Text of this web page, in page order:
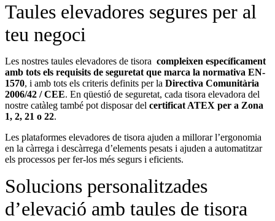
Taules elevadores segures per al
teu negoci
Les nostres taules elevadores de tisora compleixen específicament
amb tots els requisits de seguretat que marca la normativa EN-
1570, i amb tots els criteris definits per la Directiva Comunitària
2006/42 / CEE. En qüestió de seguretat, cada tisora ​​elevadora del
nostre catàleg també pot disposar del certificat ATEX per a Zona
1, 2, 21 o 22.
Les plataformes elevadores de tisora ​​ajuden a millorar l’ergonomia
en la càrrega i descàrrega d’elements pesats i ajuden a automatitzar
els processos per fer-los més segurs i eficients.
Solucions personalitzades
d’elevació amb taules de tisora